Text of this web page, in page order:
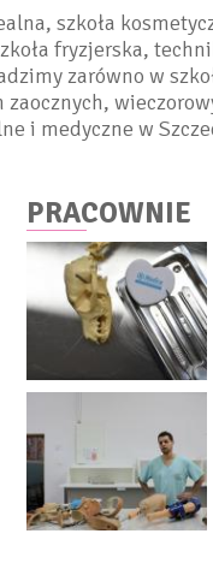
szkoła
fryzjerska,
zarówno w
zaocznych,
i medyczne w
PRACOWNIE